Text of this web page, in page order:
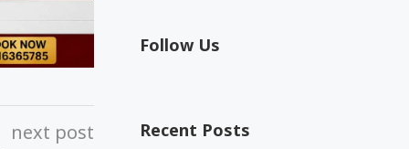
next post
Follow Us
Recent Posts